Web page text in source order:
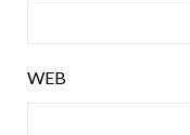
WEB